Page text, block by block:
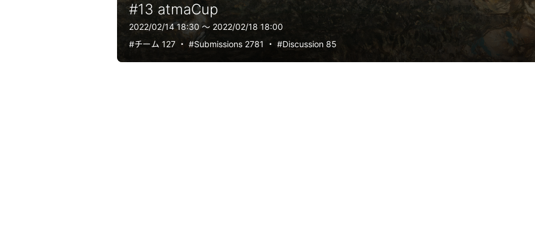
#13 atmaCup
2022/02/14 18:30 〜 2022/02/18 18:00
#チーム 127 ・ #Submissions 2781 ・ #Discussion 85